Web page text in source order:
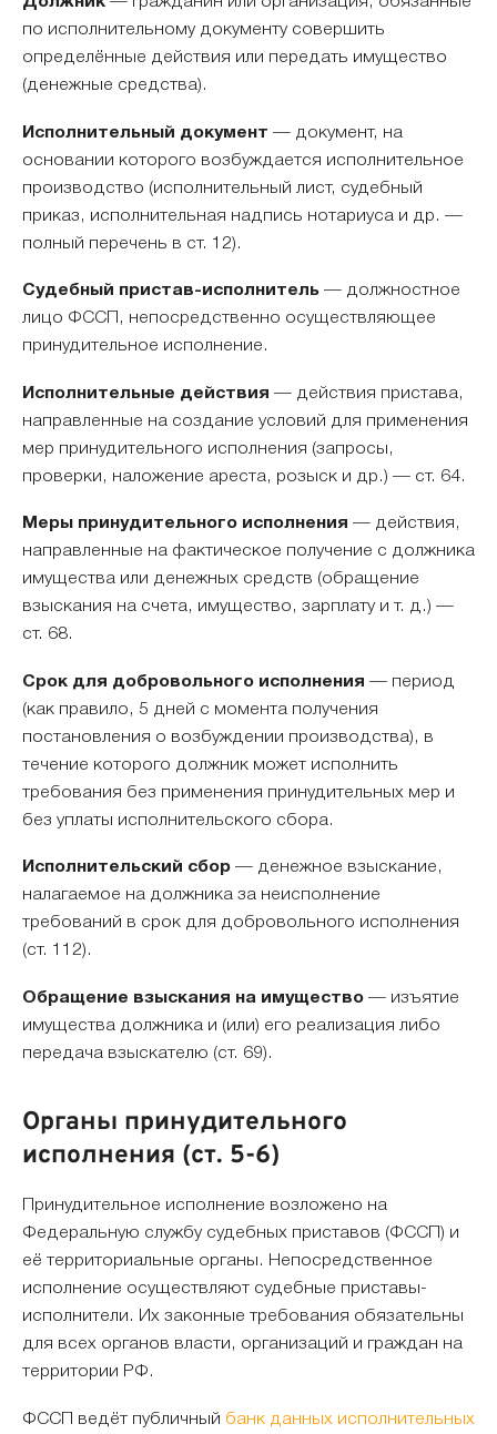
по исполнительному документу совершить
определённые действия или передать имущество
(денежные средства).
Исполнительный документ — документ, на
основании которого возбуждается исполнительное
производство (исполнительный лист, судебный
приказ, исполнительная надпись нотариуса и др. —
полный перечень в ст. 12).
Судебный пристав-исполнитель — должностное
лицо ФССП, непосредственно осуществляющее
принудительное исполнение.
Исполнительные действия — действия пристава,
направленные на создание условий для применения
мер принудительного исполнения (запросы,
проверки, наложение ареста, розыск и др.) — ст. 64.
Меры принудительного исполнения — действия,
направленные на фактическое получение с должника
имущества или денежных средств (обращение
взыскания на счета, имущество, зарплату и т. д.) —
ст. 68.
Срок для добровольного исполнения — период
(как правило, 5 дней с момента получения
постановления о возбуждении производства), в
течение которого должник может исполнить
требования без применения принудительных мер и
без уплаты исполнительского сбора.
Исполнительский сбор — денежное взыскание,
налагаемое на должника за неисполнение
требований в срок для добровольного исполнения
(ст. 112).
Обращение взыскания на имущество — изъятие
имущества должника и (или) его реализация либо
передача взыскателю (ст. 69).
Органы принудительного
исполнения (ст. 5-6)
Принудительное исполнение возложено на
Федеральную службу судебных приставов (ФССП) и
её территориальные органы. Непосредственное
исполнение осуществляют судебные приставы-
исполнители. Их законные требования обязательны
для всех органов власти, организаций и граждан на
территории РФ.
ФССП ведёт публичный банк данных исполнительных